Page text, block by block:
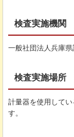
検査実施機関
一般社団法人兵庫県
検査実施場所
計量器を使用して
す。